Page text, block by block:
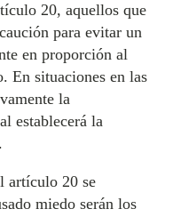
20, aquellos que
para evitar un
en proporción al
En situaciones en las
la
establecerá la
artículo 20 se
miedo serán los